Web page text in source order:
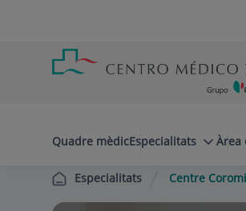
cabecera
Quadre mèdicEspecialitats Àrea
Especialitats Centre